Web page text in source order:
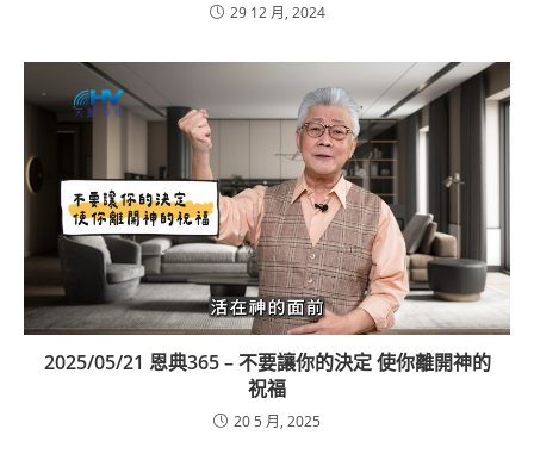
29 12 月, 2024
2025/05/21 恩典365 – 不要讓你的決定 使你離開神的
祝福
20 5 月, 2025